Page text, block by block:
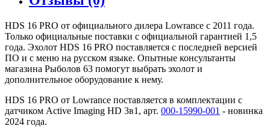
HDS 16 PRO от официального дилера Lowrance с 2011 года.
Только официальные поставки с официальной гарантией 1,5
года. Эхолот HDS 16 PRO поставляется с последней версией
ПО и с меню на русском языке. Опытные консультанты
магазина Рыболов 63 помогут выбрать эхолот и
дополнительное оборудование к нему.
HDS 16 PRO от Lowrance поставляется в комплектации с
датчиком Active Imaging HD 3в1, арт. 000-15990-001 - новинка
2024 года.